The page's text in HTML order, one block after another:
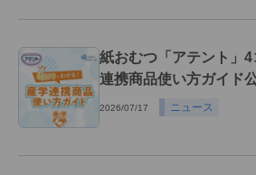
紙おむつ「アテント」
連携商品使い方ガイド
2026/07/17 ニュース